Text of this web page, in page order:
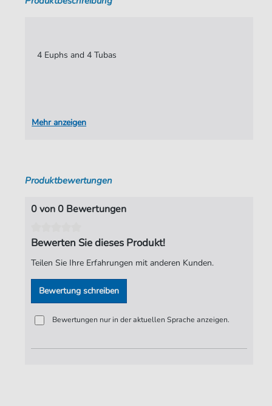
4 Euphs and 4 Tubas
Mehr anzeigen
Produktbewertungen
0 von 0 Bewertungen
Bewerten Sie dieses Produkt!
Teilen Sie Ihre Erfahrungen mit anderen Kunden.
Bewertung schreiben
Bewertungen nur in der aktuellen Sprache anzeigen.